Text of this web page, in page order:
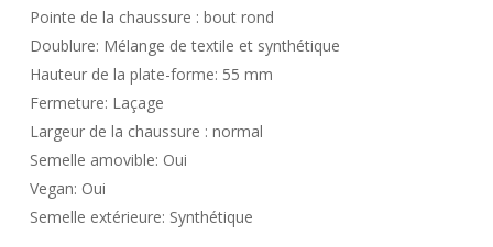
Pointe de la chaussure : bout rond
Doublure: Mélange de textile et synthétique
Hauteur de la plate-forme: 55 mm
Fermeture: Laçage
Largeur de la chaussure : normal
Semelle amovible: Oui
Vegan: Oui
Semelle extérieure: Synthétique